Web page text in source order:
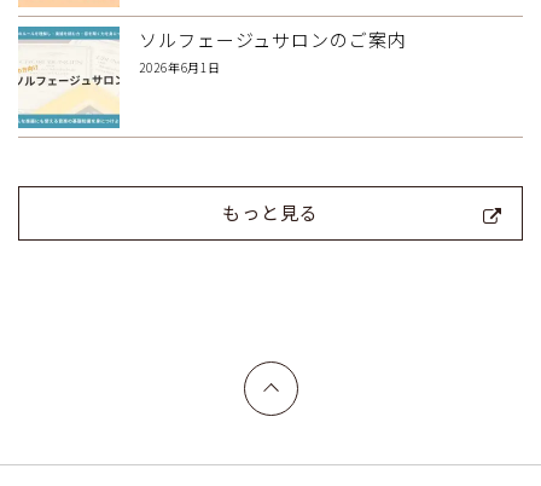
ソルフェージュサロンのご案内
2026年6月1日
もっと見る
上へ戻る